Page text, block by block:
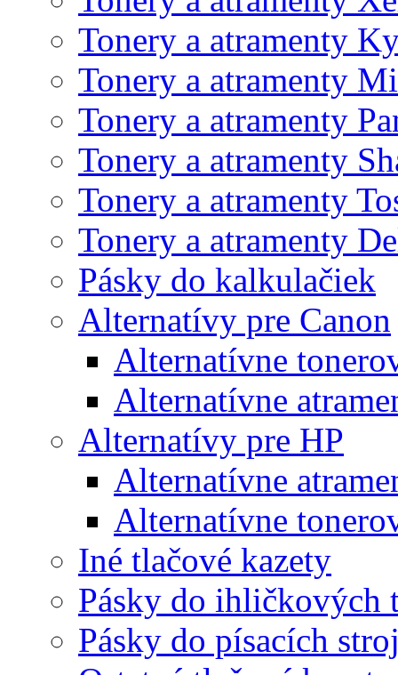
Tonery a atramenty
Tonery a atramenty
Tonery a atramenty
Tonery a atramenty
Tonery a atramenty
Tonery a atramenty
Pásky do kalkulačiek
Alternatívy pre Canon
Alternatívne
Alternatívne
Alternatívy pre HP
Alternatívne
Alternatívne
Iné tlačové kazety
Pásky do ihličkových
Pásky do písacích